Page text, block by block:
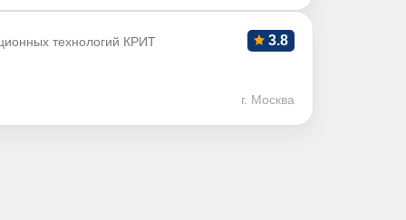
технологий КРИТ 3.8
г. Москва